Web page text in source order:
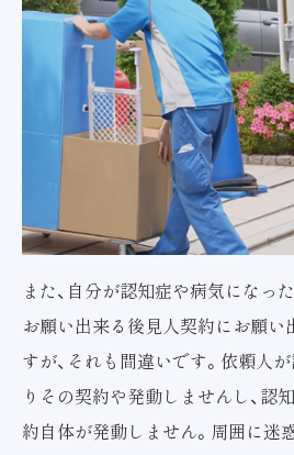
また、自分が認知症や病気になっ
お願い出来る後見人契約にお願
すが、それも間違いです。依頼人
りその契約や発動しませんし、認
約自体が発動しません。周囲に迷